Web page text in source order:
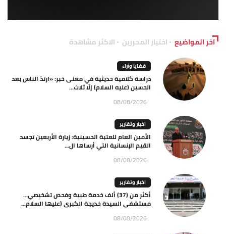
آخر المواضيع اختيار المحررين الاكثر مشاهدة
قضايا وآراء
دراسة كلامية حديثية في معنى خبر: «ارتدّ الناس بعد
الحسين (عليه السلام) إلّا ثلاث...
08/08/2026
اخبار وتقارير
الأمين العام للعتبة الحسينية: زيارة الأربعين تجسد
القيم الإنسانية التي أرساها ال...
08/08/2026
اخبار وتقارير
أكثر من (37) ألف خدمة طبية وفحص تشخيصي…
مستشفى السيدة خديجة الكبرى (عليها السلام...
08/08/2026